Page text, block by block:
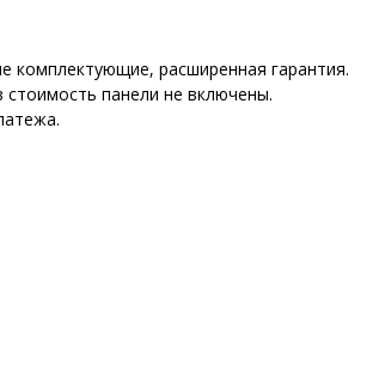
комплектующие, расширенная гарантия.
стоимость панели не включены.